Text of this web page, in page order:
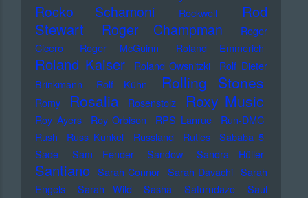
Rocko Schamoni Rockwell
Rod
Stewart
Roger Champman
Roger
Cicero
Roger McGuinn Roland Emmerich
Roland Kaiser Roland Owsnitzki
Rolf Dieter
Brinkmann
Rolf Kühn Rolling Stones
Romy Rosalia Rosenstolz Roxy Music
Roy Ayers Roy Orbison RPS Lanrue
Run-DMC
Rush
Russ Kunkel Russland Rutles
Sababa 5
Sade
Sam Fender Sandow Sandra Hüller
Santiano Sarah Connor Sarah Davachi Sarah
Engels
Sarah Wild Sasha Saturndaze
Saul